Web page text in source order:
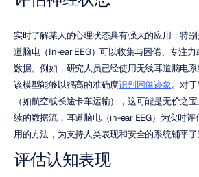
实时了解某人的心理状态具有强大的应用，特
道脑电（In-ear EEG）可以收集与困倦、专注
数据。例如，研究人员已经使用无线耳道脑电
该模型能够以很高的准确度识别困倦迹象。对
（如航空或长途卡车运输），这可能是无价之
续的数据流，耳道脑电（in-ear EEG）为实时
用的方法，为支持人类表现和安全的系统铺平了
评估认知表现